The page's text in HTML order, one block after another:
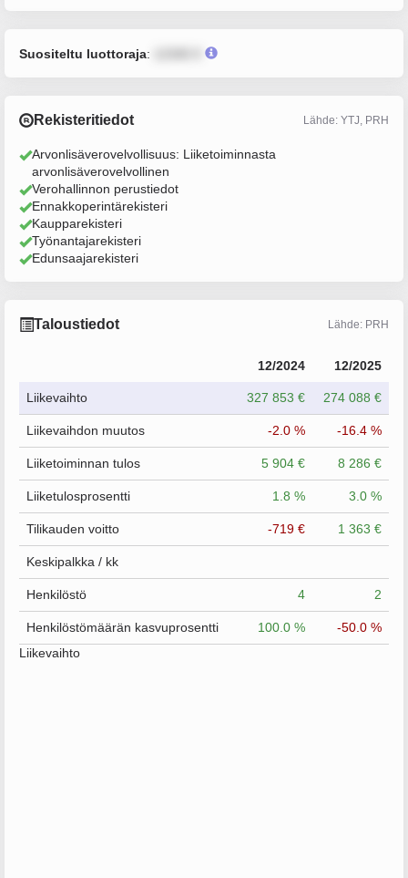
Suositeltu luottoraja:
Rekisteritiedot Lähde: YTJ, PRH
Arvonlisäverovelvollisuus: Liiketoiminnasta
arvonlisäverovelvollinen
Verohallinnon perustiedot
Ennakkoperintärekisteri
Kaupparekisteri
Työnantajarekisteri
Edunsaajarekisteri
Taloustiedot Lähde: PRH
12/2024 12/2025
Liikevaihto 327 853 € 274 088 €
Liikevaihdon muutos -2.0 % -16.4 %
Liiketoiminnan tulos 5 904 € 8 286 €
Liiketulosprosentti 1.8 % 3.0 %
Tilikauden voitto -719 € 1 363 €
Keskipalkka / kk
Henkilöstö 4 2
Henkilöstömäärän kasvuprosentti 100.0 %
-50.0 %
Liikevaihto